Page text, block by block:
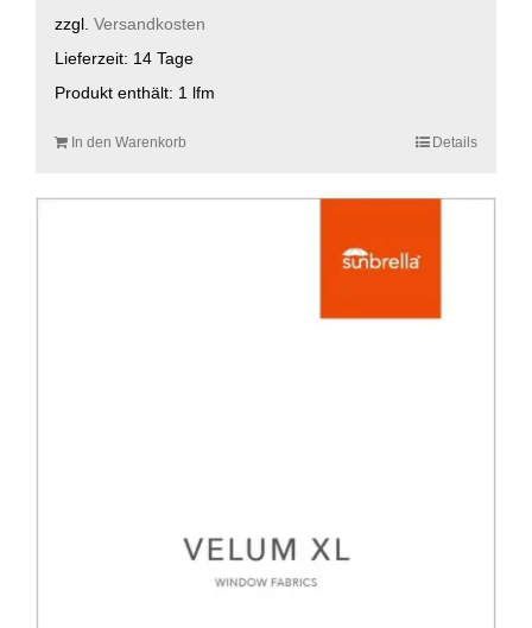
zzgl. Versandkosten
Lieferzeit: 14 Tage
Produkt enthält: 1 lfm
In den Warenkorb Details